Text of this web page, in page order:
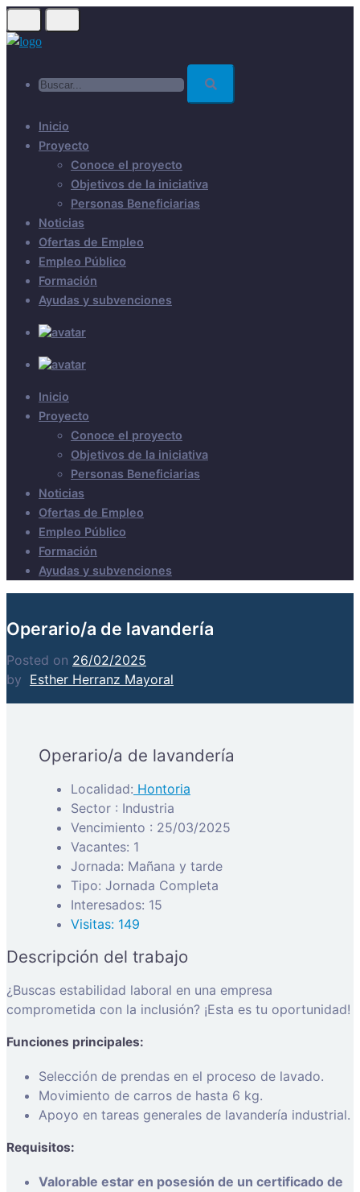
Skip
to
Inicio
Proyecto
Conoce el proyecto
Objetivos de la iniciativa
Personas Beneficiarias
Noticias
Ofertas de Empleo
Empleo Público
Formación
Ayudas y subvenciones
Inicio
Proyecto
Conoce el proyecto
Objetivos de la iniciativa
Personas Beneficiarias
Noticias
Ofertas de Empleo
Empleo Público
Formación
Ayudas y subvenciones
Operario/a de lavandería
Posted on 26/02/2025
by Esther Herranz Mayoral
Operario/a de lavandería
Localidad: Hontoria
Sector : Industria
Vencimiento : 25/03/2025
Vacantes: 1
Jornada: Mañana y tarde
Tipo: Jornada Completa
Interesados: 15
Visitas: 149
Descripción del trabajo
¿Buscas estabilidad laboral en una empresa
comprometida con la inclusión? ¡Esta es tu oportunidad!
Funciones principales:
Selección de prendas en el proceso de lavado.
Movimiento de carros de hasta 6 kg.
Apoyo en tareas generales de lavandería industrial.
Requisitos:
Valorable estar en posesión de un certificado de